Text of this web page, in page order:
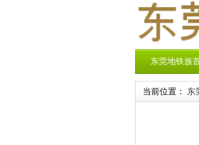
东莞地铁族
当前位置： 东